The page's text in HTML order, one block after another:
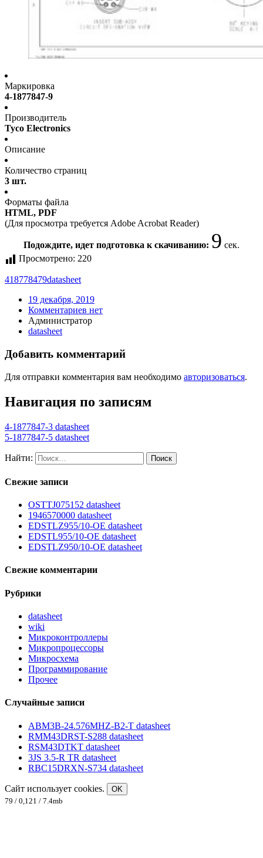
Маркировка
4-1877847-9
Производитель
Tyco Electronics
Описание
Количество страниц
3 шт.
Форматы файла
HTML, PDF
(Для просмотра требуется Adobe Acrobat Reader)
Подождите, идет подготовка к скачиванию: 9 сек.
Просмотрено: 220
418778479datasheet
19 декабря, 2019
Комментариев нет
Администратор
datasheet
Добавить комментарий
Для отправки комментария вам необходимо авторизоваться.
Навигация по записям
4-1877847-3 datasheet
5-1877847-5 datasheet
Найти:
Свежие записи
OSTTJ075152 datasheet
1946570000 datasheet
EDSTLZ955/10-OE datasheet
EDSTL955/10-OE datasheet
EDSTLZ950/10-OE datasheet
Свежие комментарии
Рубрики
datasheet
wiki
Микроконтроллеры
Микропроцессоры
Микросхема
Программирование
Прочее
Случайные записи
ABM3B-24.576MHZ-B2-T datasheet
RMM43DRST-S288 datasheet
RSM43DTKT datasheet
3JS 3.5-R TR datasheet
RBC15DRXN-S734 datasheet
Сайт использует cookies.
OK
79 / 0,121 / 7.4mb